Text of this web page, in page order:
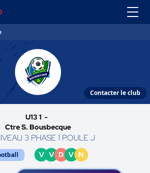
Contacter le club
U13 1 -
Ctre S. Bousbecque
3 PHASE 1 POULE J
V V D V N